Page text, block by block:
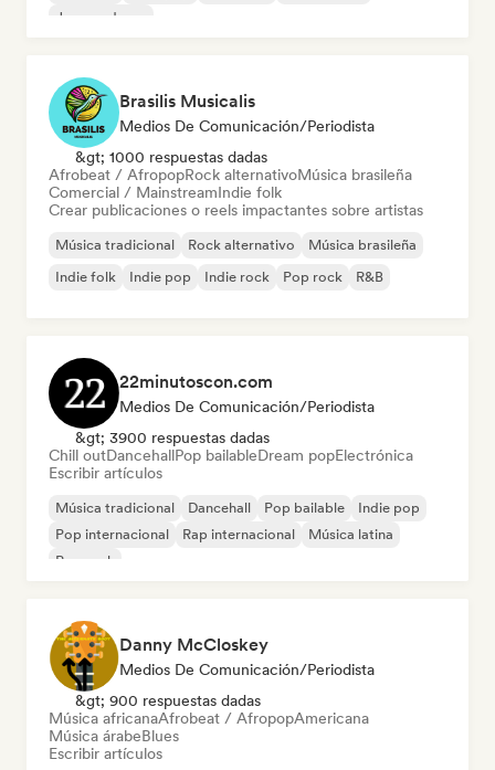
Jazz moderno
Brasilis Musicalis
Medios De Comunicación/Periodista
&gt; 1000 respuestas dadas
Afrobeat / AfropopRock alternativoMúsica brasileña
Comercial / MainstreamIndie folk
Crear publicaciones o reels impactantes sobre artistas
Música tradicional Rock alternativo
Música brasileña
Indie folk
Indie pop Indie rock Pop rock R&B
22minutoscon.com
Medios De Comunicación/Periodista
&gt; 3900 respuestas dadas
Chill outDancehallPop bailableDream popElectrónica
Escribir artículos
Música tradicional Dancehall Pop bailable
Indie pop
Pop internacional
Rap internacional
Música latina
Pop rock
Danny McCloskey
Medios De Comunicación/Periodista
&gt; 900 respuestas dadas
Música africanaAfrobeat / AfropopAmericana
Música árabeBlues
Escribir artículos